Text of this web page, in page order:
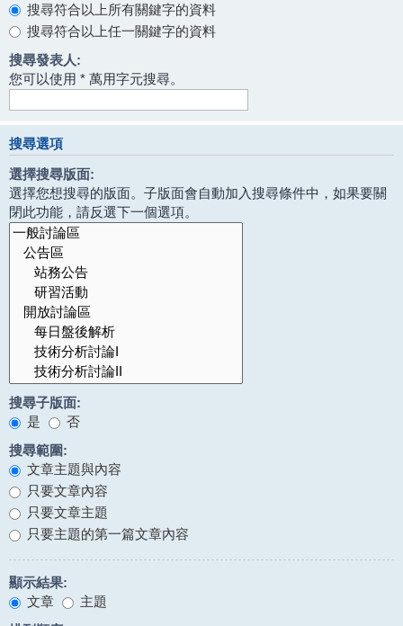
搜尋符合以上所有關鍵字的資料
搜尋符合以上任一關鍵字的資料
搜尋發表人:
您可以使用 * 萬用字元搜尋。
搜尋選項
選擇搜尋版面:
選擇您想搜尋的版面。子版面會自動加入搜尋條件中，如果要關
閉此功能，請反選下一個選項。
搜尋子版面:
是
否
搜尋範圍:
文章主題與內容
只要文章內容
只要文章主題
只要主題的第一篇文章內容
顯示結果:
文章
主題